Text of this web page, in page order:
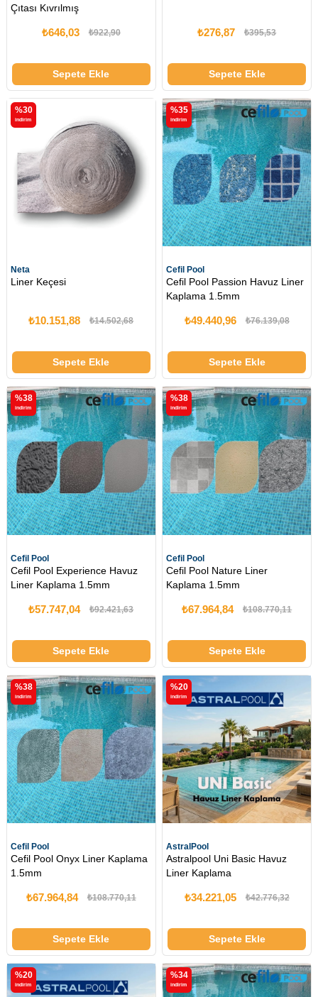
Çıtası Kıvrılmış
₺646,03 ₺922,90
Sepete Ekle
₺276,87 ₺395,53
Sepete Ekle
Neta
Liner Keçesi
₺10.151,88 ₺14.502,68
Sepete Ekle
%30
i̇ndirim
Cefil Pool
Cefil Pool Passion Havuz Liner
Kaplama 1.5mm
₺49.440,96 ₺76.139,08
Sepete Ekle
%35
i̇ndirim
Cefil Pool
Cefil Pool Experience Havuz
Liner Kaplama 1.5mm
₺57.747,04 ₺92.421,63
Sepete Ekle
%38
i̇ndirim
Cefil Pool
Cefil Pool Nature Liner
Kaplama 1.5mm
₺67.964,84 ₺108.770,11
Sepete Ekle
%38
i̇ndirim
Cefil Pool
Cefil Pool Onyx Liner Kaplama
1.5mm
₺67.964,84 ₺108.770,11
Sepete Ekle
%38
i̇ndirim
AstralPool
Astralpool Uni Basic Havuz
Liner Kaplama
₺34.221,05 ₺42.776,32
Sepete Ekle
%20
i̇ndirim
%20
i̇ndirim
%34
i̇ndirim